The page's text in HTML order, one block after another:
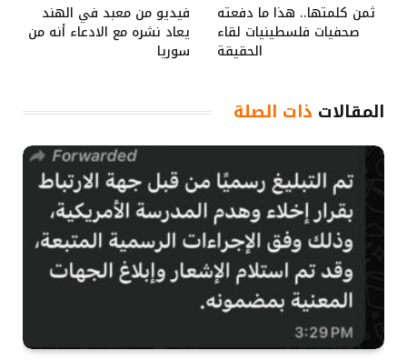
ثمن كلمتها.. هذا ما دفعته
صحفيات فلسطينيات لقاء
الحقيقة
فيديو من معبد في الهند
يعاد نشره مع الادعاء أنه من
سوريا
المقالات ذات الصلة